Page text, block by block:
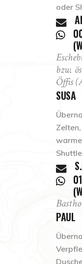
oder
bzw.
Öffis
SUSA
PAUL